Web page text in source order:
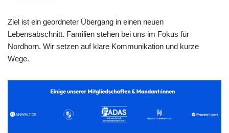
Ziel ist ein geordneter Übergang in einen neuen
Lebensabschnitt. Familien stehen bei uns im Fokus für
Nordhorn. Wir setzen auf klare Kommunikation und kurze
Wege.